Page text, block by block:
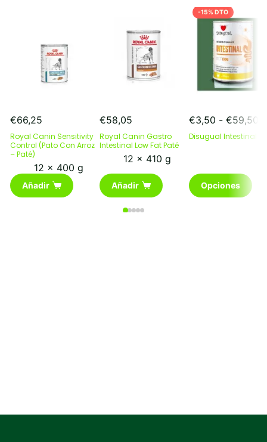
€66,25
Royal Canin Sensitivity
Control (Pato Con Arroz
– Paté)
12 x 400 g
Añadir
€58,05
Royal Canin Gastro
Intestinal Low Fat Paté
12 x 410 g
Añadir
-15% DTO
€3,50 - €59,50
Disugual Intestinal
Opciones
Este
producto